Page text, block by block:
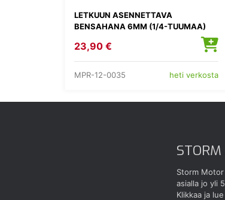
LETKUUN ASENNETTAVA
BENSAHANA 6MM (1/4-TUUMAA)
23,90 €
MPR-12-0035 heti verkosta
Storm
asialla jo yli
Klikkaa ja